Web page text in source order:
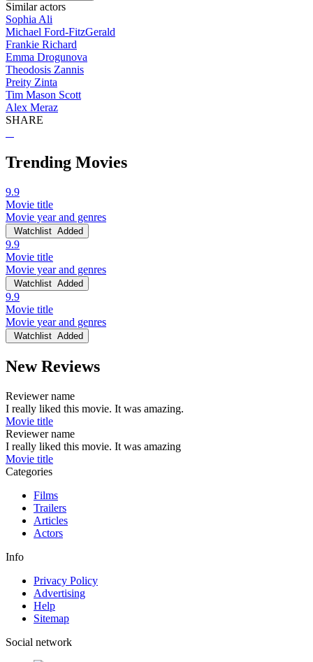
Similar actors
Sophia Ali
Michael Ford-FitzGerald
Frankie Richard
Emma Drogunova
Theodosis Zannis
Preity Zinta
Tim Mason Scott
Alex Meraz
SHARE
Trending Movies
9.9
Movie title
Movie year and genres
Watchlist Added
9.9
Movie title
Movie year and genres
Watchlist Added
9.9
Movie title
Movie year and genres
Watchlist Added
New Reviews
Reviewer name
I really liked this movie. It was amazing.
Movie title
Reviewer name
I really liked this movie. It was amazing
Movie title
Categories
Films
Trailers
Articles
Actors
Info
Privacy Policy
Advertising
Help
Sitemap
Social network